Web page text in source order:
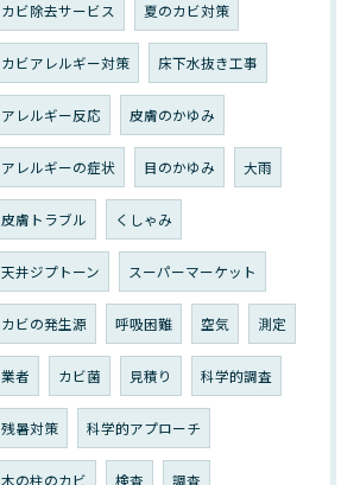
カビ除去サービス 夏のカビ対策
カビアレルギー対策 床下水抜き工事
アレルギー反応 皮膚のかゆみ
アレルギーの症状 目のかゆみ 大雨
皮膚トラブル くしゃみ
天井ジプトーン スーパーマーケット
カビの発生源 呼吸困難 空気 測定
業者 カビ菌 見積り 科学的調査
残暑対策 科学的アプローチ
木の柱のカビ 検査 調査